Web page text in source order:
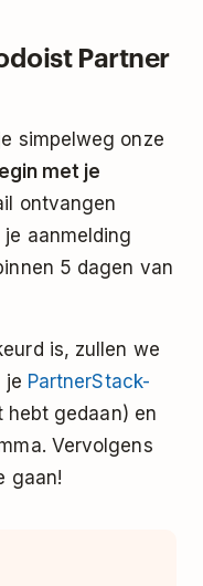
Partner
simpelweg onze
met je
ontvangen
aanmelding
5 dagen van
is, zullen we
je PartnerStack-
gedaan) en
Vervolgens
gaan!